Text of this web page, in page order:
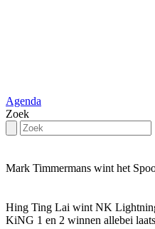
Agenda
Zoek
Mark Timmermans wint het
Hing Ting Lai wint NK
KiNG 1 en 2 winnen allebei